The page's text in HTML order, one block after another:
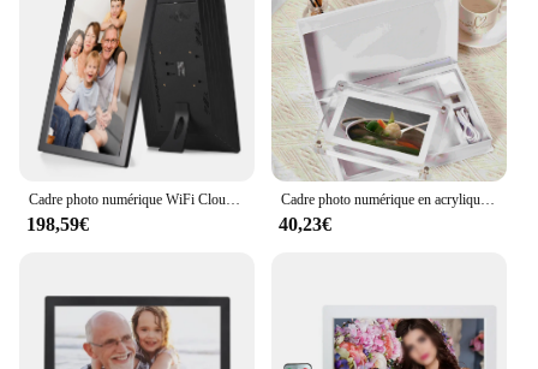
Cadre photo numérique WiFi Cloud, 21.5 ", écran tactile IPS, stockage 16 Go, partage de photos via Andrea Gift pour la famille
198,59€
Cadre photo numérique en acrylique avec support amovible, lecture de vidéo et de musique, usine, 8 Go de mémoire, 5 pouces
40,23€